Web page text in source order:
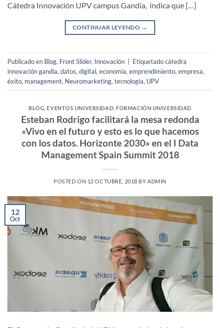
Cátedra Innovación UPV campus Gandía, indica que […]
CONTINUAR LEYENDO →
Publicado en Blog, Front Slider, Innovación Etiquetadocátedra
innovación gandia, datos, digital, economia, emprendimiento, empresa,
éxito, management, Neuromarketing, tecnología, UPV
BLOG ,EVENTOS UNIVERSIDAD ,FORMACIÓN UNIVERSIDAD
Esteban Rodrigo facilitará la mesa redonda
«Vivo en el futuro y esto es lo que hacemos
con los datos. Horizonte 2030» en el I Data
Management Spain Summit 2018
POSTED ON 12 OCTUBRE, 2018 BY ADMIN
12
Oct